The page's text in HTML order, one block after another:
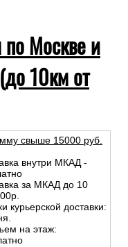
по Москве и
10км от
свыше 15000 руб.
внутри МКАД -
за МКАД до 10
курьерской доставки:
на этаж: